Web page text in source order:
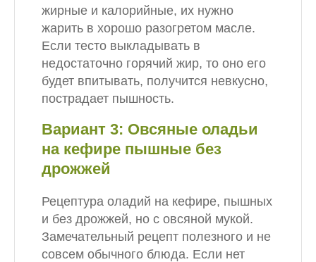
жирные и калорийные, их нужно
жарить в хорошо разогретом масле.
Если тесто выкладывать в
недостаточно горячий жир, то оно его
будет впитывать, получится невкусно,
пострадает пышность.
Вариант 3: Овсяные оладьи
на кефире пышные без
дрожжей
Рецептура оладий на кефире, пышных
и без дрожжей, но с овсяной мукой.
Замечательный рецепт полезного и не
совсем обычного блюда. Если нет